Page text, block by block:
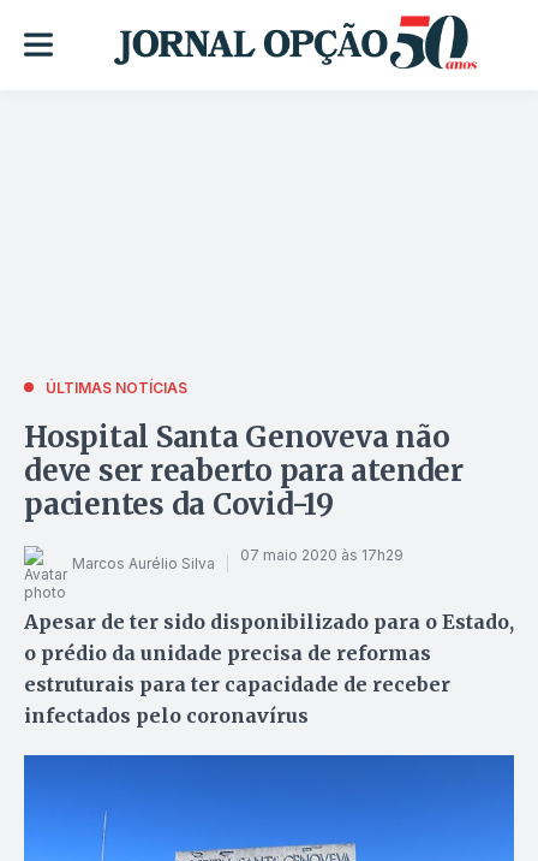
ÚLTIMAS NOTÍCIAS
Hospital Santa Genoveva não
deve ser reaberto para atender
pacientes da Covid-19
Marcos Aurélio Silva 07 maio 2020 às 17h29
Apesar de ter sido disponibilizado para o Estado,
o prédio da unidade precisa de reformas
estruturais para ter capacidade de receber
infectados pelo coronavírus